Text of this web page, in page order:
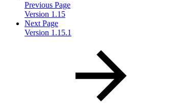
Previous Page
Version 1.15
Next Page
Version 1.15.1